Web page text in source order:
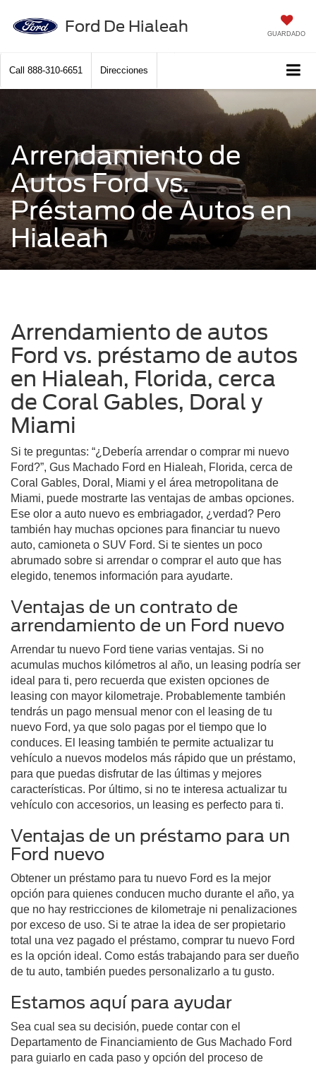
Ford De Hialeah GUARDADO
Call 888-310-6651 Direcciones
Arrendamiento de
Autos Ford vs.
Préstamo de Autos en
Hialeah
Arrendamiento de autos
Ford vs. préstamo de autos
en Hialeah, Florida, cerca
de Coral Gables, Doral y
Miami
Si te preguntas: “¿Debería arrendar o comprar mi nuevo
Ford?”, Gus Machado Ford en Hialeah, Florida, cerca de
Coral Gables, Doral, Miami y el área metropolitana de
Miami, puede mostrarte las ventajas de ambas opciones.
Ese olor a auto nuevo es embriagador, ¿verdad? Pero
también hay muchas opciones para financiar tu nuevo
auto, camioneta o SUV Ford. Si te sientes un poco
abrumado sobre si arrendar o comprar el auto que has
elegido, tenemos información para ayudarte.
Ventajas de un contrato de
arrendamiento de un Ford nuevo
Arrendar tu nuevo Ford tiene varias ventajas. Si no
acumulas muchos kilómetros al año, un leasing podría ser
ideal para ti, pero recuerda que existen opciones de
leasing con mayor kilometraje. Probablemente también
tendrás un pago mensual menor con el leasing de tu
nuevo Ford, ya que solo pagas por el tiempo que lo
conduces. El leasing también te permite actualizar tu
vehículo a nuevos modelos más rápido que un préstamo,
para que puedas disfrutar de las últimas y mejores
características. Por último, si no te interesa actualizar tu
vehículo con accesorios, un leasing es perfecto para ti.
Ventajas de un préstamo para un
Ford nuevo
Obtener un préstamo para tu nuevo Ford es la mejor
opción para quienes conducen mucho durante el año, ya
que no hay restricciones de kilometraje ni penalizaciones
por exceso de uso. Si te atrae la idea de ser propietario
total una vez pagado el préstamo, comprar tu nuevo Ford
es la opción ideal. Como estás trabajando para ser dueño
de tu auto, también puedes personalizarlo a tu gusto.
Estamos aquí para ayudar
Sea cual sea su decisión, puede contar con el
Departamento de Financiamiento de Gus Machado Ford
para guiarlo en cada paso y opción del proceso de